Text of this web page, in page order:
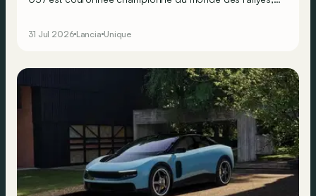
résoudre à la transmission intégrale… Ne faisant
transalpin développe alors une bien curieuse berline : la
31 Jul 2026 Lancia Unique